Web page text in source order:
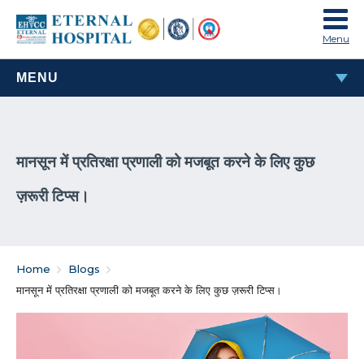
Menu
MENU
TAVI & TAVR Heart Valve Replacement Procedure
Problems That Women Face In Their Weight Loss
Journey
Everything You Must Know About Laparoscopic and
मानसून में प्रतिरक्षा प्रणाली को मजबूत करने के लिए कुछ
ज़रूरी टिप्स।
Home
Blogs
मानसून में प्रतिरक्षा प्रणाली को मजबूत करने के लिए कुछ ज़रूरी टिप्स।